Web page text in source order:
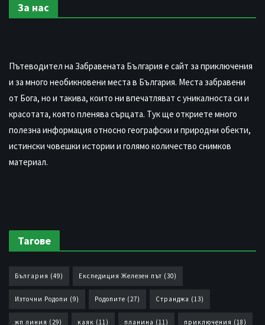
За нас
Пътеводител на Забравената България е сайт за приключения
и за много необикновени места в България. Места забравени
от Бога, но и такива, които ни впечатляват с уникалноста си и
красотата, която пленява сърцата. Тук ще откриете много
полезна информация относно географски и природни обекти,
истински човешки истории и голямо количество снимков
материал.
Тагове
България (49) Експедиция Железен път (30)
Източни Родопи (9) Родопите (27) Странджа (13)
жп линия (29) каяк (11) планина (11) приключения (18)